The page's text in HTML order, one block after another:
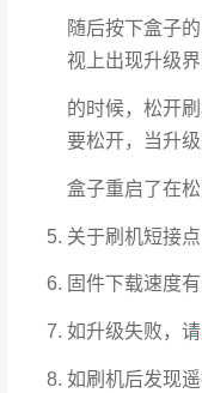
随后按下盒子
视上出现升级
的时候，松开
要松开，当升
盒子重启了在
关于刷机短接
固件下载速度有
如升级失败，请
如刷机后发现遥